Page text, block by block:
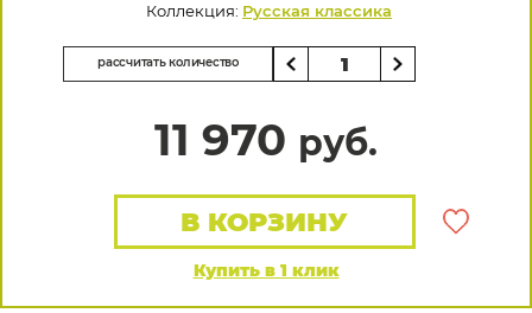
Коллекция: Русская классика
рассчитать количество
11 970 руб.
Купить в 1 клик
В КОРЗИНУ